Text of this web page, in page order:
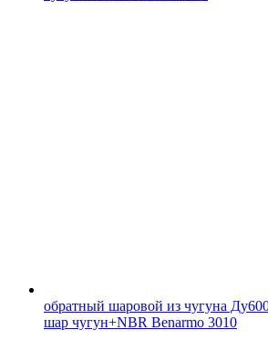
обратный шаровой из чугуна
шар чугун+NBR Benarmo 3010